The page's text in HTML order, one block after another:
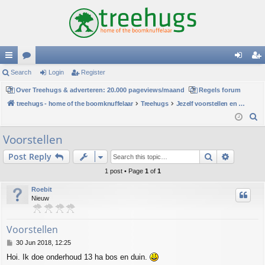
ui
ck
lin
ks
or
u
m
s
in
Search Login Register
Over Treehugs & adverteren: 20.000 pageviews/maand
Regels forum
treehugs - home of the boomknuffelaar
Treehugs
Jezelf voorstellen en persoonlijke mededelingen
h
Voorstellen
Post Reply Search
1 post • Page 1 of 1
Roebit
Nieuw
Voorstellen
P
s
30 Jun 2018, 12:25
Hoi. Ik doe onderhoud 13 ha bos en duin.